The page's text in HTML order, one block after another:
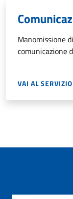
Manomissione
comunicazione
VAI AL SERVIZIO